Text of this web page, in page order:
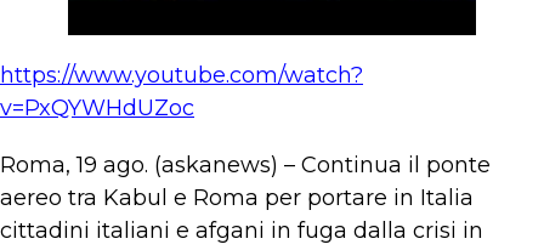
https://www.youtube.com/watch?
v=PxQYWHdUZoc
Roma, 19 ago. (askanews) – Continua il ponte
aereo tra Kabul e Roma per portare in Italia
cittadini italiani e afgani in fuga dalla crisi in